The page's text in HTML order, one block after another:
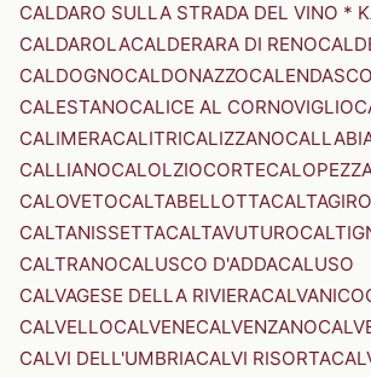
CALDARO SULLA STRADA DEL VINO *
CALDAROLACALDERARA DI RENO
CALDOGNOCALDONAZZOCALENDASCO
CALESTANOCALICE AL CORNOVIGLIO
CALIMERACALITRICALIZZANO
CALLIANOCALOLZIOCORTE
CALOVETOCALTABELLOTTA
CALTANISSETTACALTAVUTURO
CALTRANOCALUSCO D'ADDACALUSO
CALVAGESE DELLA RIVIERACALVANICO
CALVELLOCALVENECALVENZANO
CALVI DELL'UMBRIACALVI RISORTA